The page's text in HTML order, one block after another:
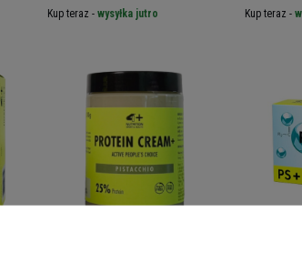
Kup teraz - wysyłka jutro Kup teraz -